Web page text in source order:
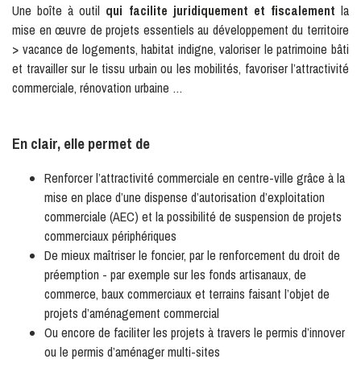
Une boîte à outil qui facilite juridiquement et fiscalement la
mise en œuvre de projets essentiels au développement du territoire
> vacance de logements, habitat indigne, valoriser le patrimoine bâti
et travailler sur le tissu urbain ou les mobilités, favoriser l’attractivité
commerciale, rénovation urbaine …
En clair, elle permet de
Renforcer l’attractivité commerciale en centre-ville grâce à la
mise en place d’une dispense d’autorisation d’exploitation
commerciale (AEC) et la possibilité de suspension de projets
commerciaux périphériques
De mieux maîtriser le foncier, par le renforcement du droit de
préemption - par exemple sur les fonds artisanaux, de
commerce, baux commerciaux et terrains faisant l’objet de
projets d’aménagement commercial
Ou encore de faciliter les projets à travers le permis d’innover
ou le permis d’aménager multi-sites